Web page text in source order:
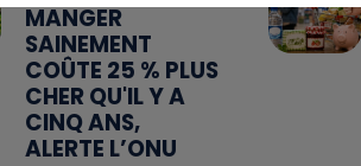
MANGER
SAINEMENT
COÛTE 25 % PLUS
CHER QU'IL Y A
CINQ ANS,
ALERTE L’ONU